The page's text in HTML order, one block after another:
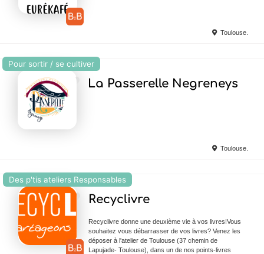
Toulouse.
Pour sortir / se cultiver
La Passerelle Negreneys
Toulouse.
Des p'tis ateliers Responsables
Recyclivre
Recyclivre donne une deuxième vie à vos livres!Vous
souhaitez vous débarrasser de vos livres? Venez les
déposer à l'atelier de Toulouse (37 chemin de
Lapujade- Toulouse), dans un de nos points-livres